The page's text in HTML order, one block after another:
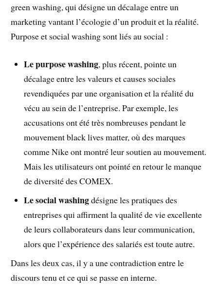
green washing, qui désigne un décalage entre un
marketing vantant l’écologie d’un produit et la réalité.
Purpose et social washing sont liés au social :
Le purpose washing, plus récent, pointe un
décalage entre les valeurs et causes sociales
revendiquées par une organisation et la réalité du
vécu au sein de l’entreprise. Par exemple, les
accusations ont été très nombreuses pendant le
mouvement black lives matter, où des marques
comme Nike ont montré leur soutien au mouvement.
Mais les utilisateurs ont pointé en retour le manque
de diversité des COMEX.
Le social washingdésigne les pratiques des
entreprises qui affirment la qualité de vie excellente
de leurs collaborateurs dans leur communication,
alors que l’expérience des salariés est toute autre.
Dans les deux cas, il y a une contradiction entre le
discours tenu et ce qui se passe en interne.